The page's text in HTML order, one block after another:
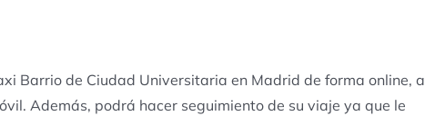
Barrio de Ciudad Universitaria en Madrid de forma online, a
Además, podrá hacer seguimiento de su viaje ya que le